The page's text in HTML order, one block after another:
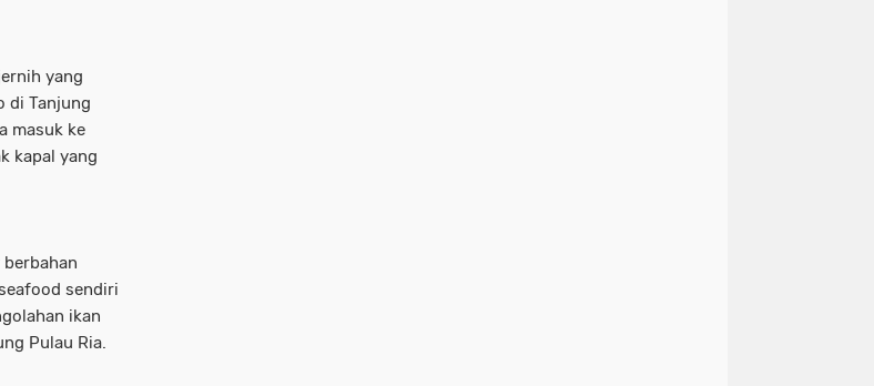
yang
di Tanjung
masuk ke
kapal yang
sendiri
ikan
Pulau Ria.